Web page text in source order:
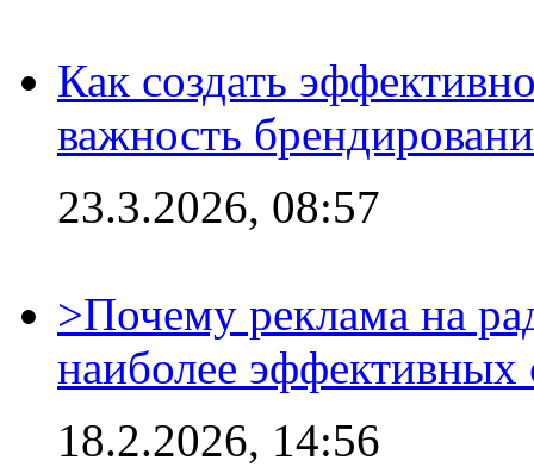
Как создать
важность
23.3.2026, 08:57
>Почему реклама на
наиболее эффективных
18.2.2026, 14:56